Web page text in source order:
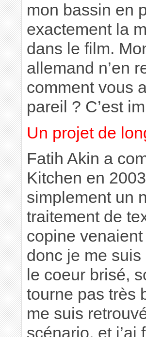
mon bassin en
exactement la
dans le film.
allemand n’en
comment vous
pareil ? C’est
Un projet de
Fatih Akin a
Kitchen en
simplement un
traitement de
copine
donc je me
le coeur brisé,
tourne pas très
me suis
scénario, et j’ai